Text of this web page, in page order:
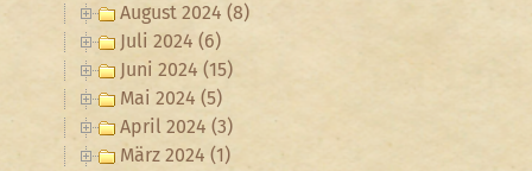
August 2024 (8)
Juli 2024 (6)
Juni 2024 (15)
Mai 2024 (5)
April 2024 (3)
März 2024 (1)